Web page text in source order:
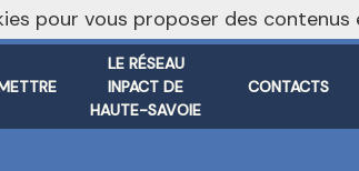
Vers le
LE RÉSEAU
INPACT DE
HAUTE-SAVOIE
CONTACTS
pour vous proposer des